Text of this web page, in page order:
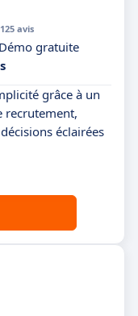
125 avis
Démo gratuite
grâce à un
recrutement,
éclairées